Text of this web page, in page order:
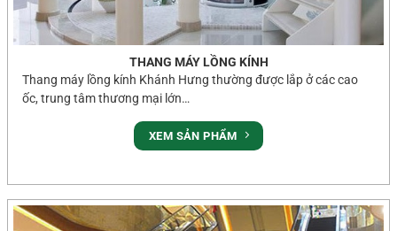
THANG MÁY LỒNG KÍNH
Thang máy lồng kính Khánh Hưng thường được lắp ở các cao
ốc, trung tâm thương mại lớn…
XEM SẢN PHẨM